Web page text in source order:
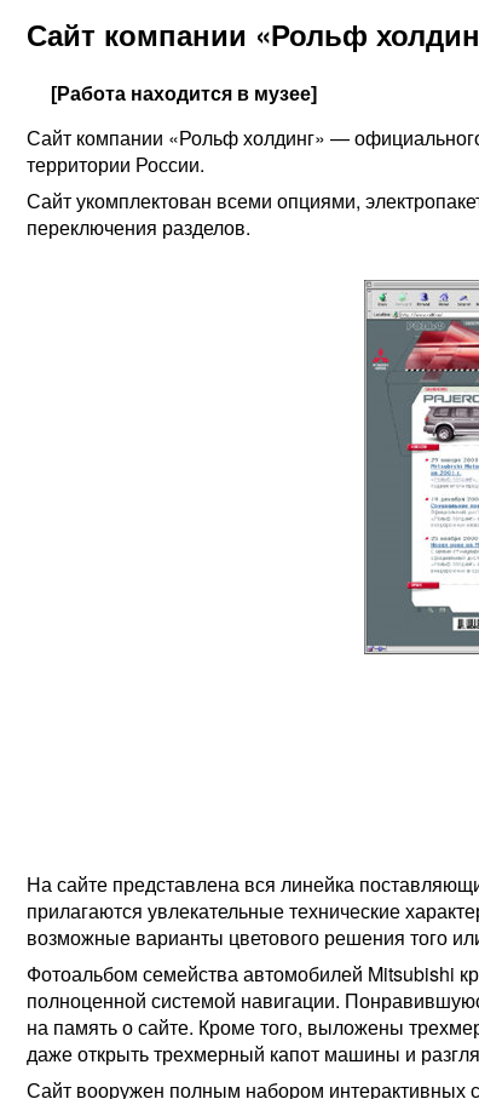
Сайт компании «Рольф
[Работа находится в музее]
Сайт компании «Рольф холдинг» —
территории России.
Сайт укомплектован всеми опциями,
переключения разделов.
На сайте представлена вся линейка
прилагаются увлекательные технические
возможные варианты цветового решения того
Фотоальбом семейства автомобилей Mitsubishi
полноценной системой навигации.
на память о сайте. Кроме того, выложены
даже открыть трехмерный капот машины и
Сайт вооружен полным набором интерактивных